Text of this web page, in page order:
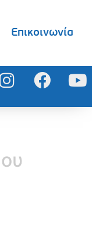
Επικοινωνία